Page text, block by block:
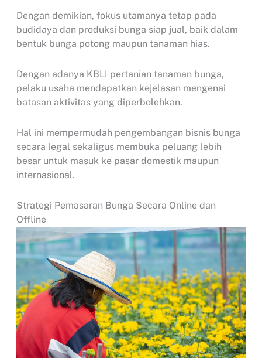
Dengan demikian, fokus utamanya tetap pada
budidaya dan produksi bunga siap jual, baik dalam
bentuk bunga potong maupun tanaman hias.
Dengan adanya KBLI pertanian tanaman bunga,
pelaku usaha mendapatkan kejelasan mengenai
batasan aktivitas yang diperbolehkan.
Hal ini mempermudah pengembangan bisnis bunga
secara legal sekaligus membuka peluang lebih
besar untuk masuk ke pasar domestik maupun
internasional.
Strategi Pemasaran Bunga Secara Online dan
Offline